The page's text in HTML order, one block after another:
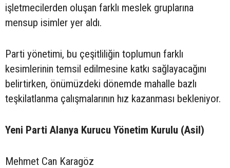
işletmecilerden oluşan farklı meslek gruplarına
mensup isimler yer aldı.
Parti yönetimi, bu çeşitliliğin toplumun farklı
kesimlerinin temsil edilmesine katkı sağlayacağını
belirtirken, önümüzdeki dönemde mahalle bazlı
teşkilatlanma çalışmalarının hız kazanması bekleniyor.
Yeni Parti Alanya Kurucu Yönetim Kurulu (Asil)
Mehmet Can Karagöz